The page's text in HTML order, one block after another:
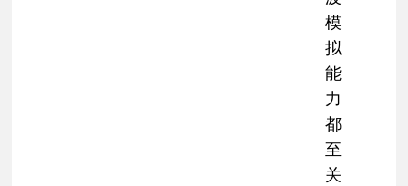
模
拟
能
力
都
至
关